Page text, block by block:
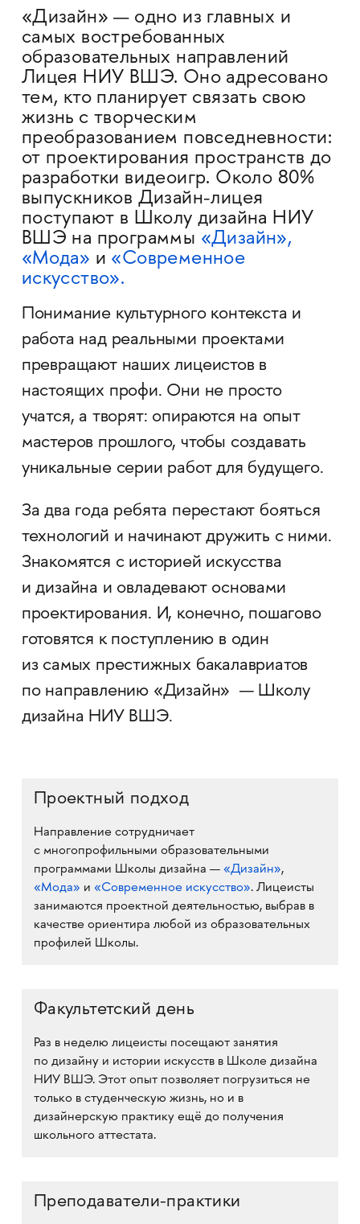
«Дизайн» — одно из главных и
самых востребованных
образовательных направлений
Лицея НИУ ВШЭ. Оно адресовано
тем, кто планирует связать свою
жизнь с творческим
преобразованием повседневности:
от проектирования пространств до
разработки видеоигр. Около 80%
выпускников Дизайн-лицея
поступают в Школу дизайна НИУ
ВШЭ на программы «Дизайн»,
«Мода» и «Современное
искусство».
Понимание культурного контекста и
работа над реальными проектами
превращают наших лицеистов в
настоящих профи. Они не просто
учатся, а творят: опираются на опыт
мастеров прошлого, чтобы создавать
уникальные серии работ для будущего.
За два года ребята перестают бояться
технологий и начинают дружить с ними.
Знакомятся с историей искусства
и дизайна и овладевают основами
проектирования. И, конечно, пошагово
готовятся к поступлению в один
из самых престижных бакалавриатов
по направлению «Дизайн» — Школу
дизайна НИУ ВШЭ.
Проектный подход
Направление сотрудничает
с многопрофильными образовательными
программами Школы дизайна — «Дизайн»,
«Мода» и «Современное искусство». Лицеисты
занимаются проектной деятельностью, выбрав в
качестве ориентира любой из образовательных
профилей Школы.
Факультетский день
Раз в неделю лицеисты посещают занятия
по дизайну и истории искусств в Школе дизайна
НИУ ВШЭ. Этот опыт позволяет погрузиться не
только в студенческую жизнь, но и в
дизайнерскую практику ещё до получения
школьного аттестата.
Преподаватели-практики